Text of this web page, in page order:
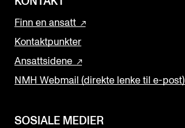
Finn en ansatt
Kontaktpunkter
Ansattsidene
NMH Webmail (direkte lenke til e-post)
SOSIALE MEDIER